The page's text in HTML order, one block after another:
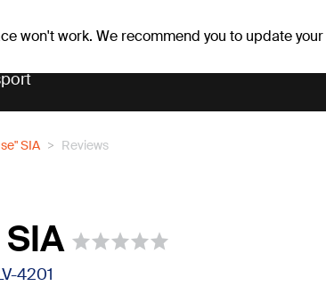
won't work. We recommend you to update
SIA Reviews
4201